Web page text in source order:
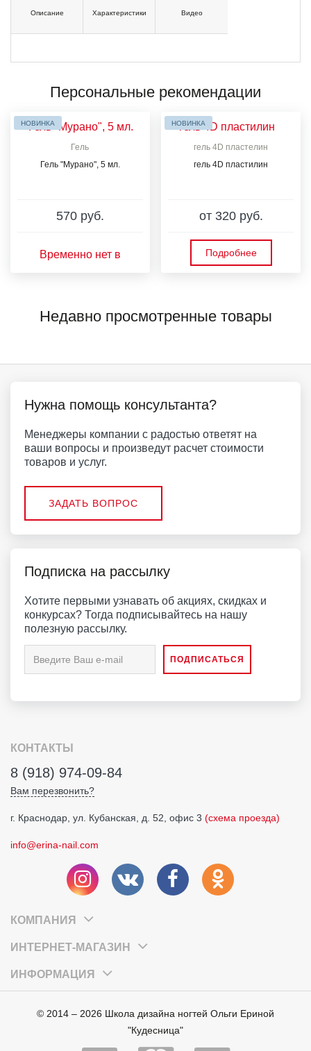
Описание Характеристики Видео
Персональные рекомендации
НОВИНКА
Гель
Гель "Мурано", 5 мл.
570 руб.
Временно нет в
НОВИНКА
гель 4D пластелин
гель 4D пластилин
от 320 руб.
Подробнее
Недавно просмотренные товары
Нужна помощь консультанта?
Менеджеры компании с радостью ответят на
ваши вопросы и произведут расчет стоимости
товаров и услуг.
ЗАДАТЬ ВОПРОС
Подписка на рассылку
Хотите первыми узнавать об акциях, скидках и
конкурсах? Тогда подписывайтесь на нашу
полезную рассылку.
КОНТАКТЫ
8 (918) 974-09-84
Вам перезвонить?
г. Краснодар, ул. Кубанская, д. 52, офис 3 (схема проезда)
info@erina-nail.com
КОМПАНИЯ
ИНТЕРНЕТ-МАГАЗИН
ИНФОРМАЦИЯ
© 2014 – 2026 Школа дизайна ногтей Ольги Ериной
"Кудесница"